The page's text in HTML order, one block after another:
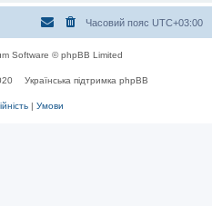
Часовий пояс UTC+03:00
Software © phpBB Limited
Українська підтримка phpBB
| Умови